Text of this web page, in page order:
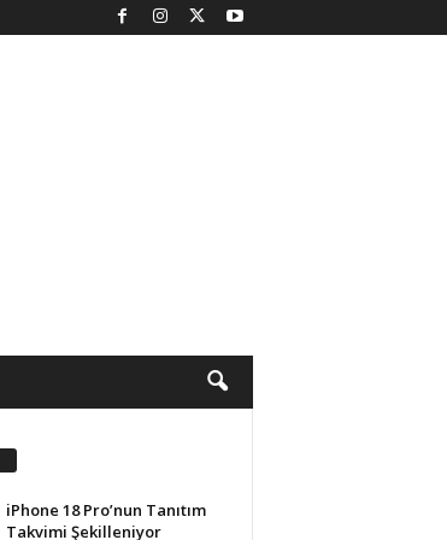
iPhone 18 Pro’nun Tanıtım
Takvimi Şekilleniyor